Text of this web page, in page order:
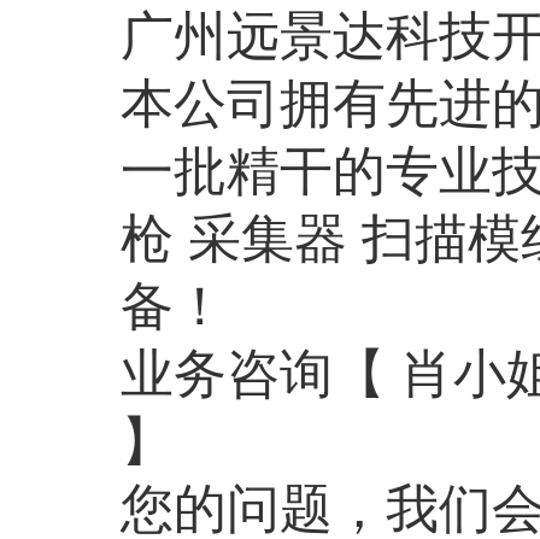
广州远景达科技
本公司拥有先进
一批精干的专业
枪 采集器 扫描
备！
业务咨询【 肖小
】
您的问题，我们